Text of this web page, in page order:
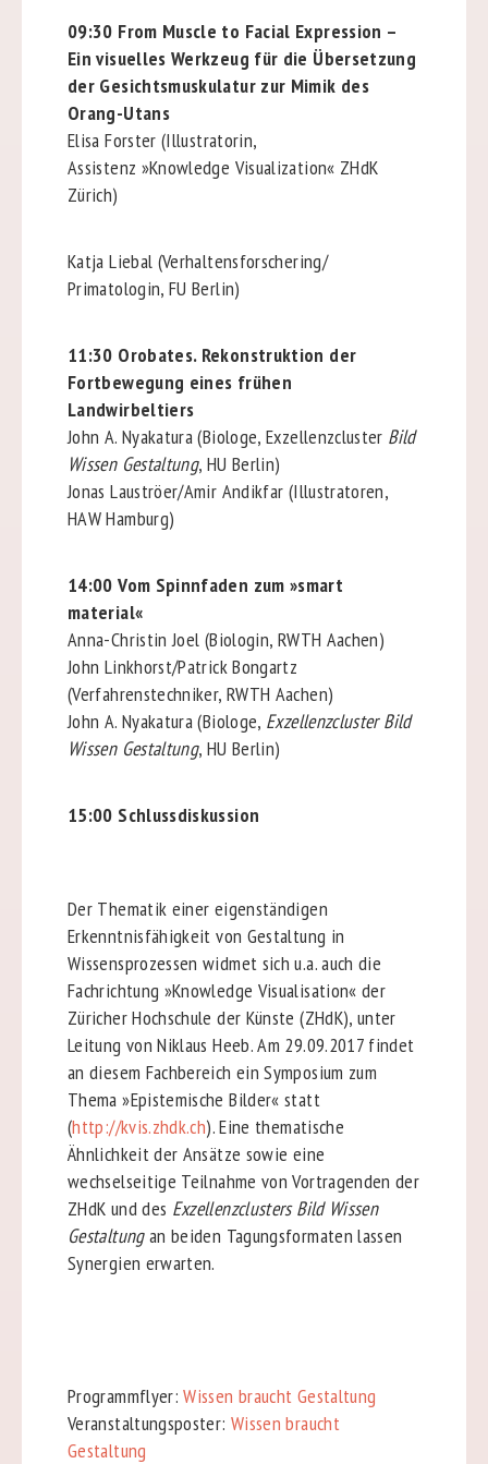
09:30 From Muscle to Facial Expression –
Ein visuelles Werkzeug für die Übersetzung
der Gesichtsmuskulatur zur Mimik des
Orang-Utans
Elisa Forster (Illustratorin,
Assistenz »Knowledge Visualization« ZHdK
Zürich)
Katja Liebal (Verhaltensforschering/
Primatologin, FU Berlin)
11:30 Orobates. Rekonstruktion der
Fortbewegung eines frühen
Landwirbeltiers
John A. Nyakatura (Biologe, Exzellenzcluster Bild
Wissen Gestaltung, HU Berlin)
Jonas Lauströer/Amir Andikfar (Illustratoren,
HAW Hamburg)
14:00 Vom Spinnfaden zum »smart
material«
Anna-Christin Joel (Biologin, RWTH Aachen)
John Linkhorst/Patrick Bongartz
(Verfahrenstechniker, RWTH Aachen)
John A. Nyakatura (Biologe, Exzellenzcluster Bild
Wissen Gestaltung, HU Berlin)
15:00 Schlussdiskussion
Der Thematik einer eigenständigen
Erkenntnisfähigkeit von Gestaltung in
Wissensprozessen widmet sich u.a. auch die
Fachrichtung »Knowledge Visualisation« der
Züricher Hochschule der Künste (ZHdK), unter
Leitung von Niklaus Heeb. Am 29.09.2017 findet
an diesem Fachbereich ein Symposium zum
Thema »Epistemische Bilder« statt
(http://kvis.zhdk.ch). Eine thematische
Ähnlichkeit der Ansätze sowie eine
wechselseitige Teilnahme von Vortragenden der
ZHdK und des Exzellenzclusters Bild Wissen
Gestaltungan beiden Tagungsformaten lassen
Synergien erwarten.
Programmflyer:Wissen braucht Gestaltung
Veranstaltungsposter: Wissen braucht
Gestaltung